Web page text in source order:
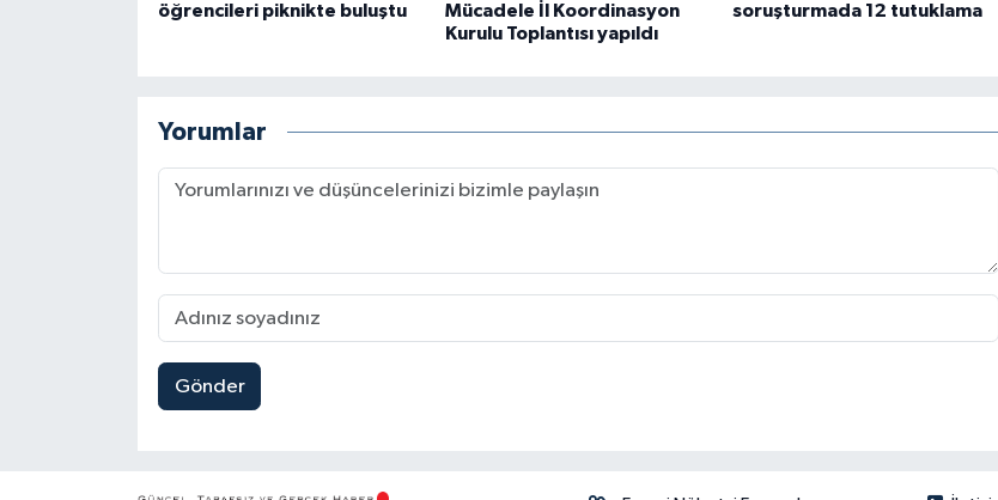
öğrencileri piknikte buluştu
Mücadele İl Koordinasyon
Kurulu Toplantısı yapıldı
soruşturmada 12 tutuklama
Yorumlar
Gönder